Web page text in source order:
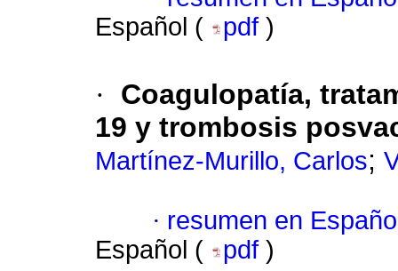
Español (
pdf )
·
Coagulopatía,
19 y trombosis
Martínez-Murillo, Carlos;
· resumen en
Español (
pdf )